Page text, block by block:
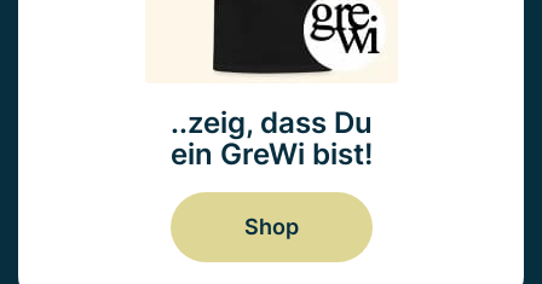
..zeig, dass Du
ein GreWi bist!
Shop